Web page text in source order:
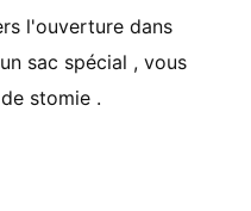
l'ouverture dans
sac spécial , vous
stomie .